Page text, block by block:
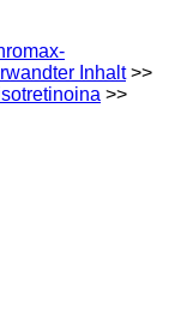
Inhalt>>
>>